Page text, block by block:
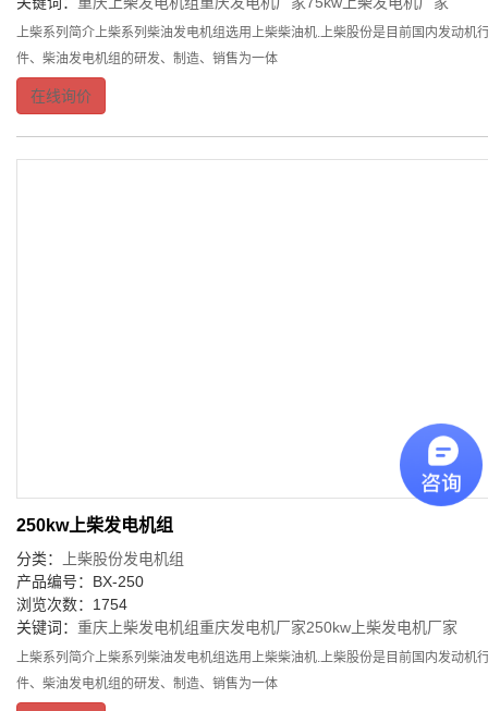
上柴系列简介上柴系列柴油发电机组选用上柴柴油机.上柴股份是目前国内发动
件、柴油发电机组的研发、制造、销售为一体
在线询价
250kw上柴发电机组
分类：
上柴股份发电机组
产品编号：BX-250
浏览次数：1754
关键词： 重庆上柴发电机组重庆发电机厂家250kw上柴发电机厂家
上柴系列简介上柴系列柴油发电机组选用上柴柴油机.上柴股份是目前国内发动
件、柴油发电机组的研发、制造、销售为一体